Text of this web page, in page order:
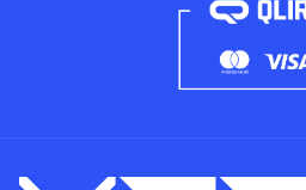
Inviaci un’e-mail a
Termini e Condizioni di
Politica sulla privacy